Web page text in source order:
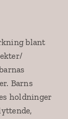
blant
Barns
holdninger